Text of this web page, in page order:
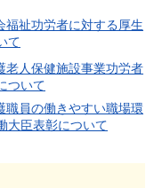
福祉功労者に対する厚生
て
老人保健施設事業功労者
ついて
職員の働きやすい職場環
大臣表彰について